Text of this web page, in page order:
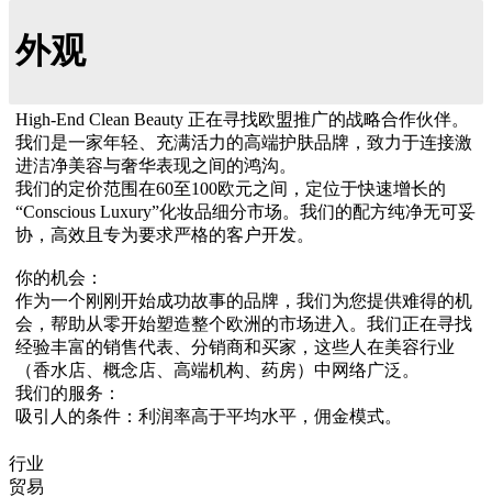
外观
High-End Clean Beauty 正在寻找欧盟推广的战略合作伙伴。
我们是一家年轻、充满活力的高端护肤品牌，致力于连接激
进洁净美容与奢华表现之间的鸿沟。
我们的定价范围在60至100欧元之间，定位于快速增长的
“Conscious Luxury”化妆品细分市场。我们的配方纯净无可妥
协，高效且专为要求严格的客户开发。
你的机会：
作为一个刚刚开始成功故事的品牌，我们为您提供难得的机
会，帮助从零开始塑造整个欧洲的市场进入。我们正在寻找
经验丰富的销售代表、分销商和买家，这些人在美容行业
（香水店、概念店、高端机构、药房）中网络广泛。
我们的服务：
吸引人的条件：利润率高于平均水平，佣金模式。
行业
贸易